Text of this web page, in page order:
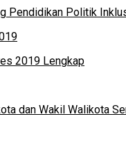
Pendidikan Politik
2019 Lengkap
dan Wakil Walikota